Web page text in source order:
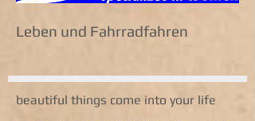
Leben und Fahrradfahren
beautiful things come into your life